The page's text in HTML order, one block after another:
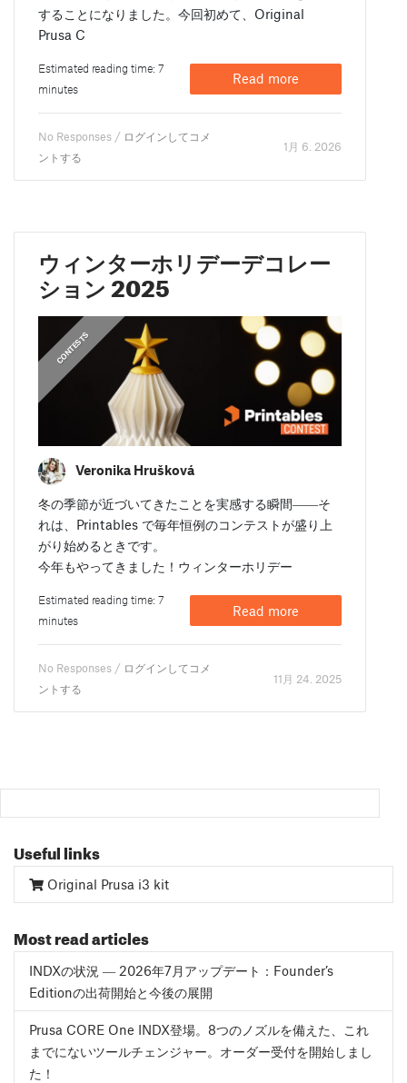
することになりました。今回初めて、Original
Prusa C
Estimated reading time: 7
minutes
Read more
No Responses / ログインしてコメ
ントする
1月 6. 2026
ウィンターホリデーデコレー
ション 2025
CONTESTS
Veronika Hrušková
冬の季節が近づいてきたことを実感する瞬間――そ
れは、Printables で毎年恒例のコンテストが盛り上
がり始めるときです。
今年もやってきました！ウィンターホリデー
Estimated reading time: 7
minutes
Read more
No Responses / ログインしてコメ
ントする
11月 24. 2025
Useful links
Original Prusa i3 kit
Most read articles
INDXの状況 ― 2026年7月アップデート：Founder’s
Editionの出荷開始と今後の展開
Prusa CORE One INDX登場。8つのノズルを備えた、これ
までにないツールチェンジャー。オーダー受付を開始しまし
た！